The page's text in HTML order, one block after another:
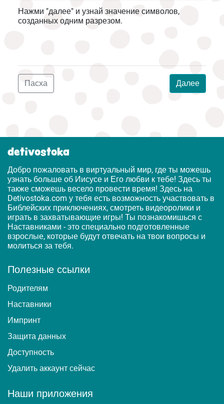
Нажми "далее" и узнай значение символов,
созданных одним разрезом.
Далее
Пасха
detivostoka
Добро пожаловать в виртуальный мир, где ты можешь
узнать больше об Иисусе и Его любви к тебе! Здесь ты
также сможешь весело провести время! Здесь на
Detivostoka.com у тебя есть возможность участвовать в
Библейских приключениях, смотреть видеоролики и
играть в захватывающие игры! Ты познакомишься с
Наставниками - это специально подготовленные
взрослые, которые будут отвечать на твои вопросы и
молиться за тебя.
Полезные ссылки
Родителям
Наставники
Импринт
Защита данных
Доступность
Удалить аккаунт сейчас
Наши приложения